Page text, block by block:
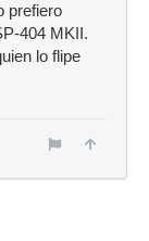
prefiero
404 MKII.
lo flipe